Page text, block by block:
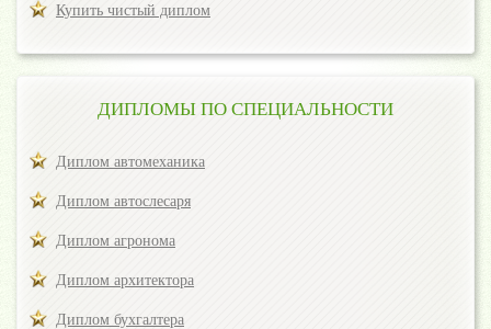
Купить чистый диплом
ДИПЛОМЫ ПО СПЕЦИАЛЬНОСТИ
Диплом автомеханика
Диплом автослесаря
Диплом агронома
Диплом архитектора
Диплом бухгалтера